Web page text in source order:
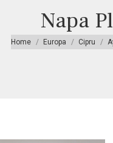
Napa
You are here:
Home Europa Cipru